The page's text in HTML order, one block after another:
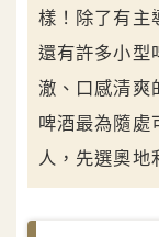
樣！除了有主
還有許多小型
澈、口感清爽
啤酒最為隨處
人，先選奧地